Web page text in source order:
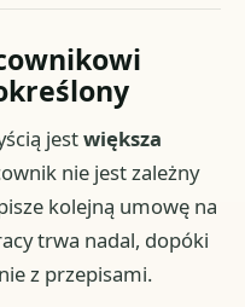
jestwiększa
nie jest zależny
kolejną umowę na
trwa nadal, dopóki
z przepisami.